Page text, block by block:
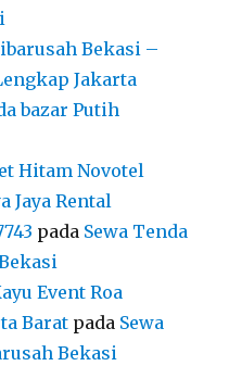
Bekasi –
Jakarta
bazar Putih
Hitam Novotel
Jaya Rental
pada Sewa Tenda
Event Roa
Barat pada Sewa
Bekasi